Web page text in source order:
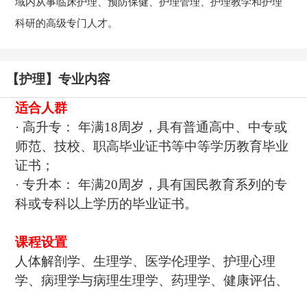
科研的高级专门人才。
【护理】专业内容
适合人群
· 高升专： 年满18周岁，具有普通高中、中专或
师范、技校、职高毕业证书等中等学历教育毕业
证书；
· 专升本： 年满20周岁，具有国民教育系列的专
科或专科以上学历的毕业证书。
课程设置
人体解剖学、生理学、医学伦理学、护理心理
学、病理学与病理生理学、药理学、健康评估、